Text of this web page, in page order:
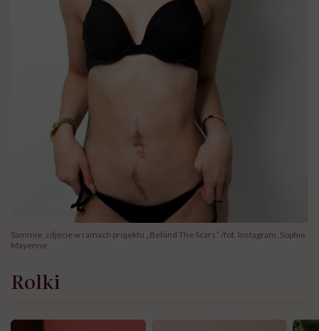
Sammie, zdjęcie w ramach projektu „Behind The Scars” /fot. Instagram, Sophie
Mayenne
Rolki